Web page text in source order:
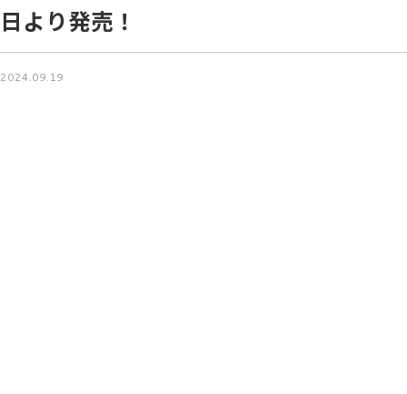
日より発売！
2024.09.19